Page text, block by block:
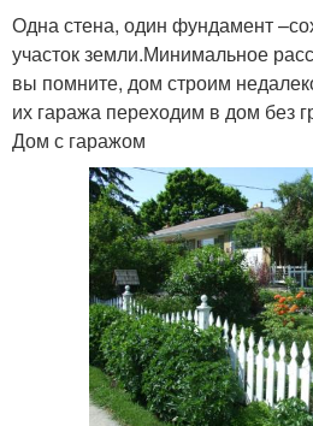
Одна стена, один фундамент
участок земли.Минимальное
вы помните, дом строим
их гаража переходим в дом без
Дом с гаражом